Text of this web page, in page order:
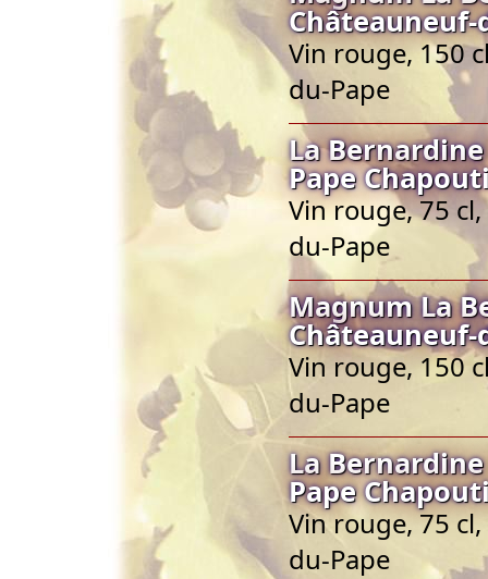
Châteauneuf-
Vin rouge, 150
du-Pape
La
Pape
Vin rouge, 75
du-Pape
Magnum La
Châteauneuf-
Vin rouge, 150
du-Pape
La
Pape
Vin rouge, 75
du-Pape